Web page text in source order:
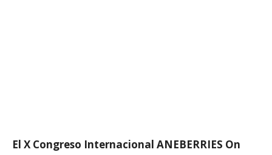
El X Congreso Internacional ANEBERRIES On